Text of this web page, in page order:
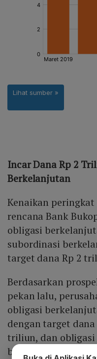
Incar Dana Rp 2
Berkelanjutan
Kenaikan
rencana Bank
obligasi
subordinasi
target dana Rp 2
Berdasarkan
pekan lalu,
obligasi
dengan target
triliun, dan
berkelanjutan III